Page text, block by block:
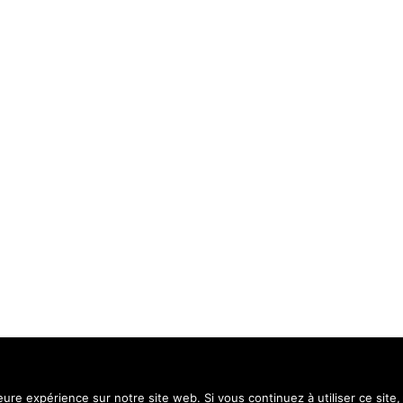
Contact
expérience sur notre site web. Si vous continuez à utiliser ce